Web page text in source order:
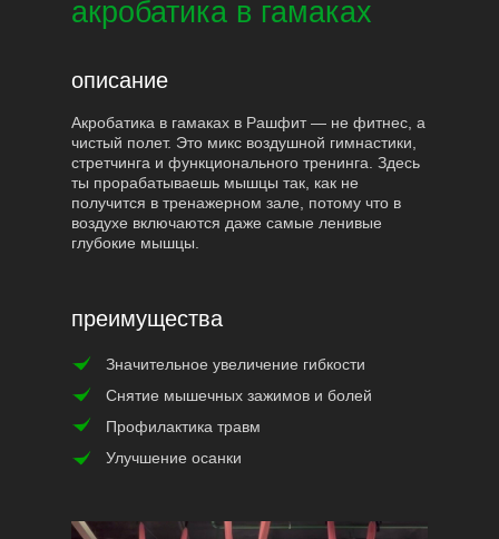
акробатика в гамаках
преимущества
описание
Значительное увеличение гибкости
Снятие мышечных зажимов и болей
Профилактика травм
Улучшение осанки
Акробатика в гамаках в Рашфит — не фитнес, а
чистый полет. Это микс воздушной гимнастики,
стретчинга и функционального тренинга. Здесь
ты прорабатываешь мышцы так, как не
получится в тренажерном зале, потому что в
воздухе включаются даже самые ленивые
глубокие мышцы.